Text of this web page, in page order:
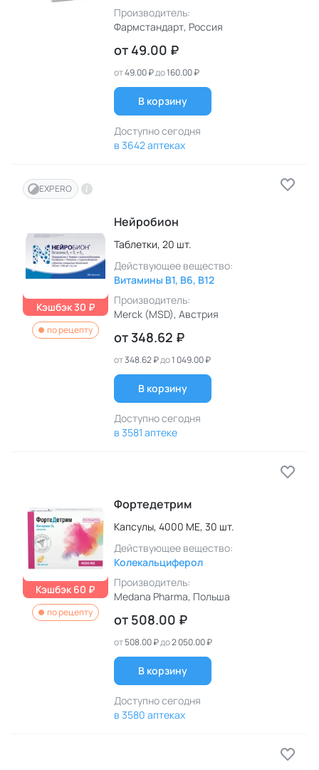
Производитель:
Фармстандарт, Россия
от 49.00 ₽
от49.00 ₽до160.00 ₽
В корзину
Доступно сегодня
в 3642 аптеках
EXPERO
Кэшбэк 30 ₽
по рецепту
Нейробион
Таблетки, 20 шт.
Действующее вещество:
Витамины B1, B6, B12
Производитель:
Merck (MSD), Австрия
от 348.62 ₽
от348.62 ₽до1 049.00 ₽
В корзину
Доступно сегодня
в 3581 аптеке
Кэшбэк 60 ₽
по рецепту
Фортедетрим
Капсулы, 4000 МЕ, 30 шт.
Действующее вещество:
Колекальциферол
Производитель:
Medana Pharma, Польша
от 508.00 ₽
от508.00 ₽до2 050.00 ₽
В корзину
Доступно сегодня
в 3580 аптеках